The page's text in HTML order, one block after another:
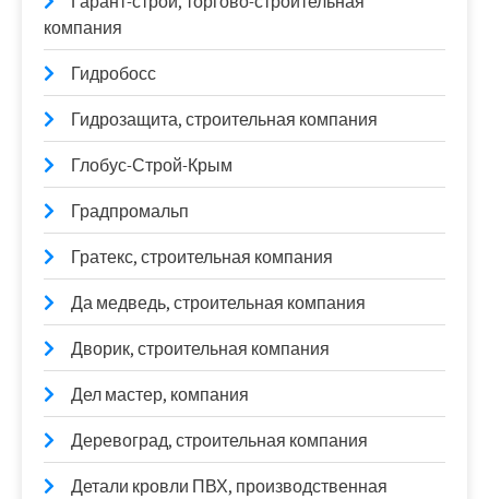
компания
Гидробосс
Гидрозащита, строительная компания
Глобус-Строй-Крым
Градпромальп
Гратекс, строительная компания
Да медведь, строительная компания
Дворик, строительная компания
Дел мастер, компания
Деревоград, строительная компания
Детали кровли ПВХ, производственная